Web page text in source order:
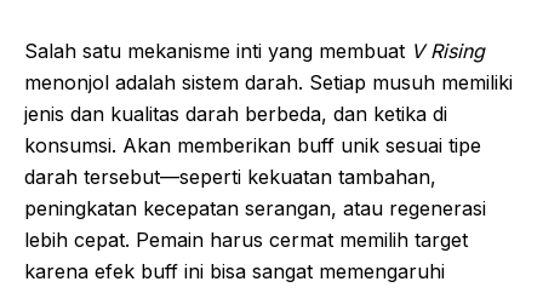
Salah satu mekanisme inti yang membuat V Rising
menonjol adalah sistem darah. Setiap musuh memiliki
jenis dan kualitas darah berbeda, dan ketika di
konsumsi. Akan memberikan buff unik sesuai tipe
darah tersebut—seperti kekuatan tambahan,
peningkatan kecepatan serangan, atau regenerasi
lebih cepat. Pemain harus cermat memilih target
karena efek buff ini bisa sangat memengaruhi